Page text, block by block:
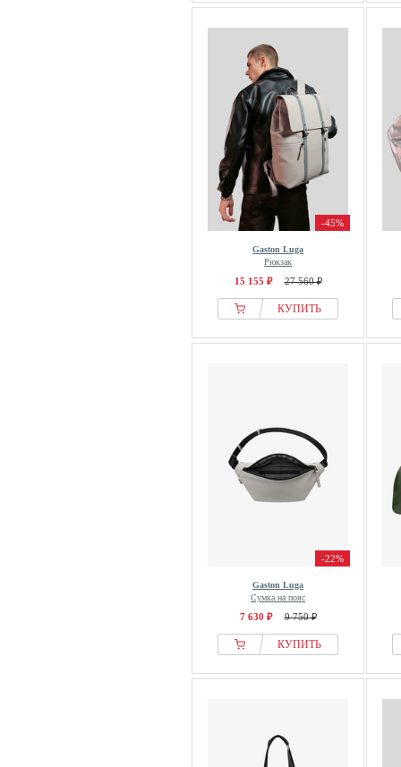
-45%
Gaston Luga
Рюкзак
15 155 ₽ 27 560 ₽
КУПИТЬ
-22%
Gaston Luga
Сумка на пояс
7 630 ₽ 9 750 ₽
КУПИТЬ